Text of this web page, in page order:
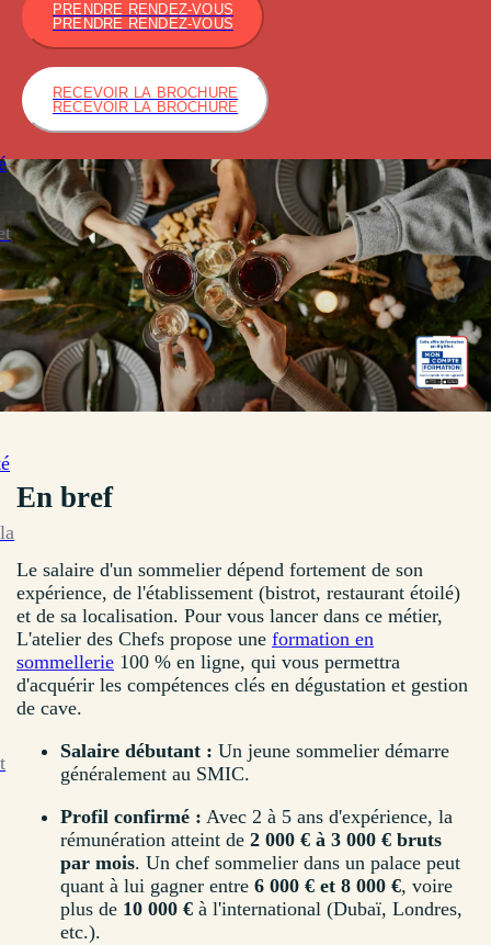
PRENDRE RENDEZ-VOUS
PRENDRE RENDEZ-VOUS
RECEVOIR LA BROCHURE
RECEVOIR LA BROCHURE
En bref
Le salaire d'un sommelier dépend fortement de son
expérience, de l'établissement (bistrot, restaurant étoilé)
et de sa localisation. Pour vous lancer dans ce métier,
L'atelier des Chefs propose une formation en
sommellerie 100 % en ligne, qui vous permettra
d'acquérir les compétences clés en dégustation et gestion
de cave.
Salaire débutant : Un jeune sommelier démarre
généralement au SMIC.
Profil confirmé : Avec 2 à 5 ans d'expérience, la
rémunération atteint de 2 000 € à 3 000 € bruts
par mois. Un chef sommelier dans un palace peut
quant à lui gagner entre 6 000 € et 8 000 €, voire
plus de 10 000 € à l'international (Dubaï, Londres,
etc.).